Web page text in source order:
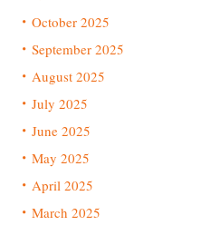
October 2025
September 2025
August 2025
July 2025
June 2025
May 2025
April 2025
March 2025